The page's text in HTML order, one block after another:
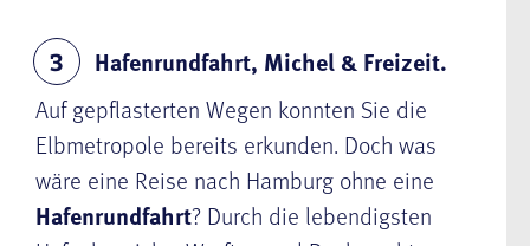
3
Hafenrundfahrt, Michel & Freizeit.
Auf gepflasterten Wegen konnten Sie die
Elbmetropole bereits erkunden. Doch was
wäre eine Reise nach Hamburg ohne eine
Hafenrundfahrt? Durch die lebendigsten